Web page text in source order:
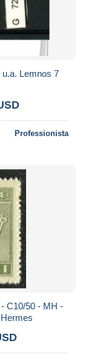
xx, 6 Lose u.a. Lemnos 7
Professionista
C10/50 - MH -